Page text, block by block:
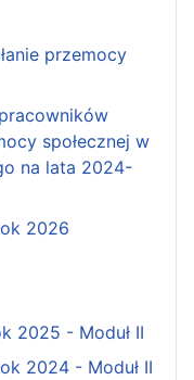
przemocy
społecznej w
na lata 2024-
2026
2025 - Moduł II
2024 - Moduł II